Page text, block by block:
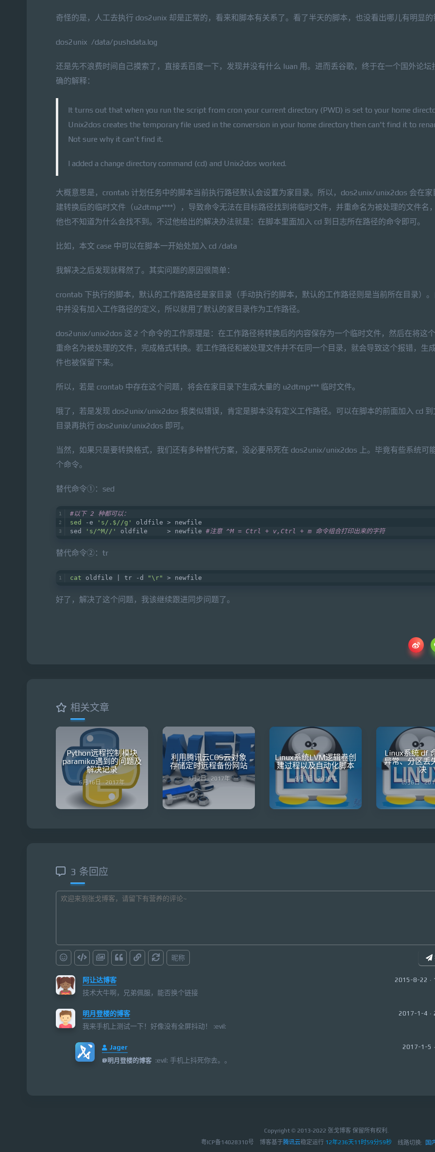
奇怪的是，人工去执行 dos2unix 却是正常的，看来和脚本有关系了。看了半天的脚本，也没看出哪儿有明显
dos2unix /data/pushdata.log
还是先不浪费时间自己摸索了，直接丢百度一下，发现并没有什么 luan 用。进而丢谷歌，终于在一个国外论坛
确的解释：
It turns out that when you run the script from cron your current directory (PWD) is set to your home
Unix2dos creates the temporary file used in the conversion in your home directory then can't find it to
Not sure why it can't find it.
I added a change directory command (cd) and Unix2dos worked.
大概意思是，crontab 计划任务中的脚本当前执行路径默认会设置为家目录。所以，dos2unix/unix2dos 会在家
建转换后的临时文件（u2dtmp****），导致命令无法在目标路径找到将临时文件，并重命名为被处理的文件名
他也不知道为什么会找不到。不过他给出的解决办法就是：在脚本里面加入 cd 到日志所在路径的命令即可。
比如，本文 case 中可以在脚本一开始处加入 cd /data
我解决之后发现就释然了。其实问题的原因很简单：
crontab 下执行的脚本，默认的工作路路径是家目录（手动执行的脚本，默认的工作路径则是当前所在目录）
中并没有加入工作路径的定义，所以就用了默认的家目录作为工作路径。
dos2unix/unix2dos 这 2 个命令的工作原理是：在工作路径将转换后的内容保存为一个临时文件，然后在将这
重命名为被处理的文件，完成格式转换。若工作路径和被处理文件并不在同一个目录，就会导致这个报错，生
件也被保留下来。
所以，若是 crontab 中存在这个问题，将会在家目录下生成大量的 u2dtmp*** 临时文件。
哦了，若是发现 dos2unix/unix2dos 报类似错误，肯定是脚本没有定义工作路径。可以在脚本的前面加入 cd
目录再执行 dos2unix/unix2dos 即可。
当然，如果只是要转换格式，我们还有多种替代方案，没必要吊死在 dos2unix/unix2dos 上。毕竟有些系统可
个命令。
替代命令①：sed
#以下 2 种都可以：
sed
-e 's/.$//g'
oldfile > newfile
sed
's/^M//' oldfile     > newfile #注意 ^M = Ctrl + v,Ctrl + m 命令组合打印出来的字符
替代命令②：tr
cat oldfile | tr -d "\r" > newfile
好了，解决了这个问题，我该继续跟进同步问题了。
相关文章
Python远程控制模块
paramiko遇到的问题及
解决记录
6月16日 · 2017年
利用腾讯云COS云对象
存储定时远程备份网站
1月2日 · 2017年
Linux系统LVM逻辑卷创
建过程以及自动化脚本
9月3日 · 2016年
Linux系统 df
异常、分区丢
决
8月6日 ·
3 条回应
昵称
阿让达博客 2015-8-22 ·
技术大牛啊，兄弟佩服，能否换个链接
明月登楼的博客 2017-1-4 ·
我来手机上测试一下！好像没有全屏抖动！ :evil:
Jager
2017-1-5
@明月登楼的博客 :evil: 手机上抖死你去。。
Copyright © 2013-2022 张戈博客 保留所有权利.
粤ICP备14028310号
博客基于腾讯云稳定运行12年236天12时0分1秒 线路切换: 国